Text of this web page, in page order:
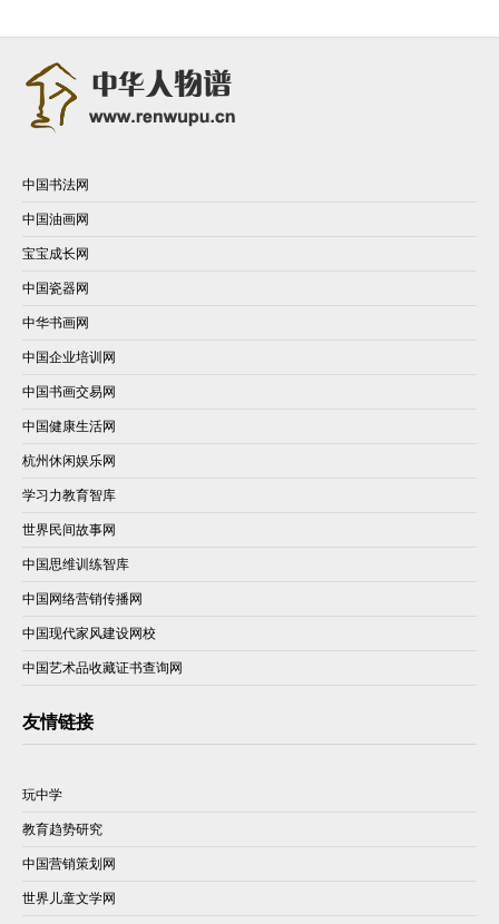
中国书法网
中国油画网
宝宝成长网
中国瓷器网
中华书画网
中国企业培训网
中国书画交易网
中国健康生活网
杭州休闲娱乐网
学习力教育智库
世界民间故事网
中国思维训练智库
中国网络营销传播网
中国现代家风建设网校
中国艺术品收藏证书查询网
友情链接
玩中学
教育趋势研究
中国营销策划网
世界儿童文学网